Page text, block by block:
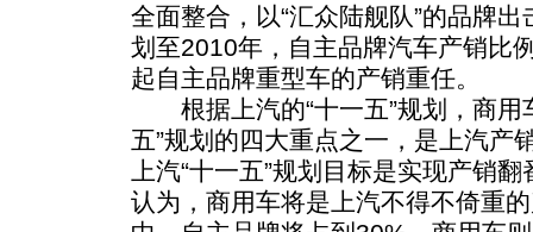
全面整合，以“汇众陆舰队”的品牌
划至2010年，自主品牌汽车产销比
起自主品牌重型车的产销重任。
根据上汽的“十一五”规划，商用
五”规划的四大重点之一，是上汽产
上汽“十一五”规划目标是实现产销
认为，商用车将是上汽不得不倚重